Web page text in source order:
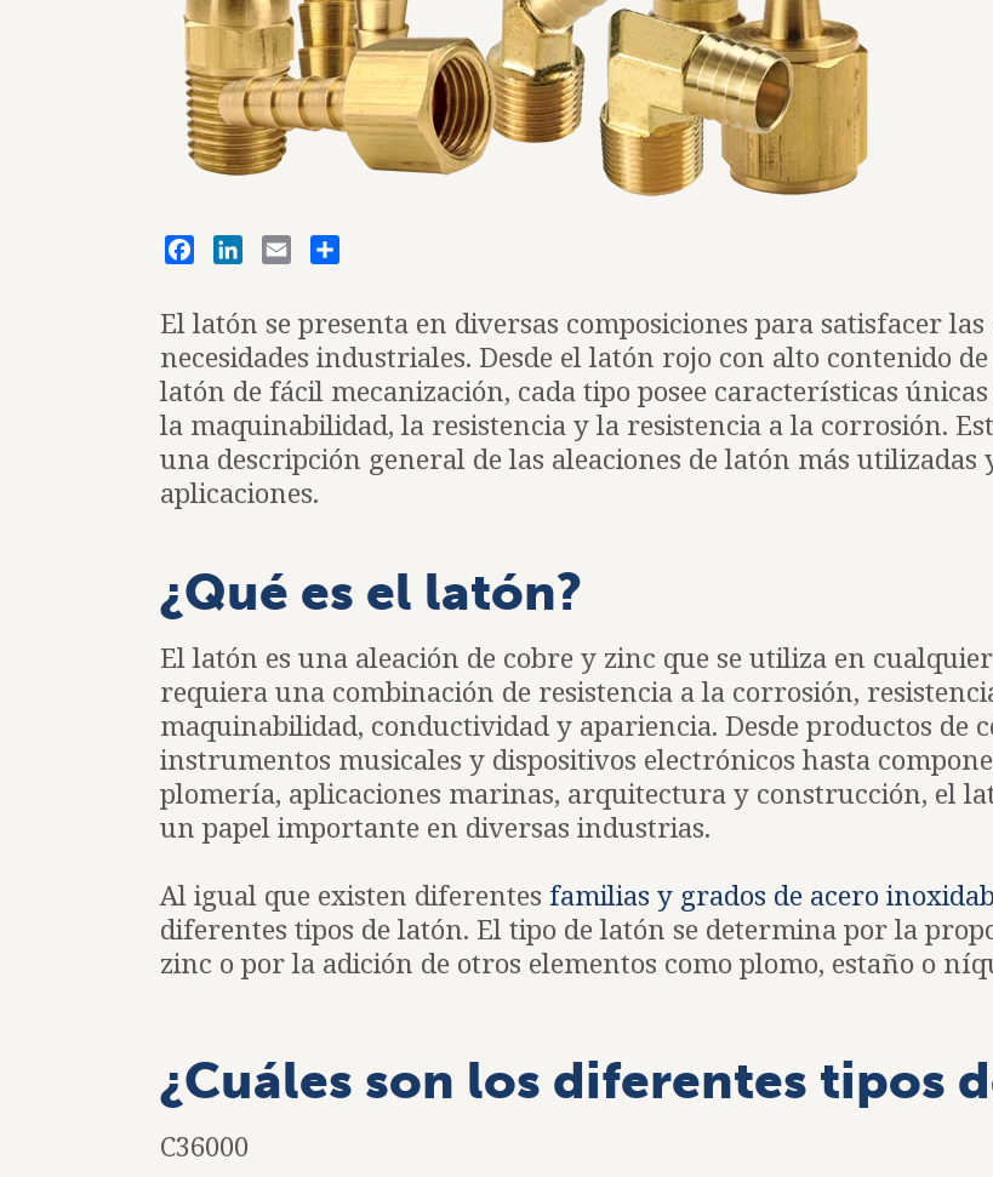
FacebookLinkedIn
Email
El latón se presenta en diversas composiciones para satisfacer
necesidades industriales. Desde el latón rojo con alto contenido
latón de fácil mecanización, cada tipo posee características
la maquinabilidad, la resistencia y la resistencia a la corrosión.
una descripción general de las aleaciones de latón más utilizadas
aplicaciones.
¿Qué es el latón?
El latón es una aleación de cobre y zinc que se utiliza en
requiera una combinación de resistencia a la corrosión,
maquinabilidad, conductividad y apariencia. Desde productos de
instrumentos musicales y dispositivos electrónicos hasta
plomería, aplicaciones marinas, arquitectura y construcción, el
un papel importante en diversas industrias.
Al igual que existen diferentes familias y grados de acero
diferentes tipos de latón. El tipo de latón se determina por la
zinc o por la adición de otros elementos como plomo, estaño o
¿Cuáles son los diferentes tipos
C36000